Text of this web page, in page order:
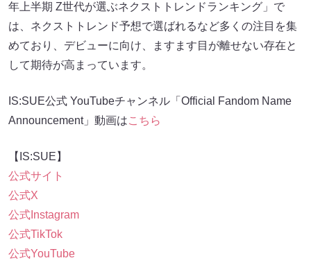
年上半期 Z世代が選ぶネクストトレンドランキング」で
は、ネクストトレンド予想で選ばれるなど多くの注目を集
めており、デビューに向け、ますます目が離せない存在と
して期待が高まっています。
IS:SUE公式 YouTubeチャンネル「Official Fandom Name
Announcement」動画はこちら
【IS:SUE】
公式サイト
公式X
公式Instagram
公式TikTok
公式YouTube